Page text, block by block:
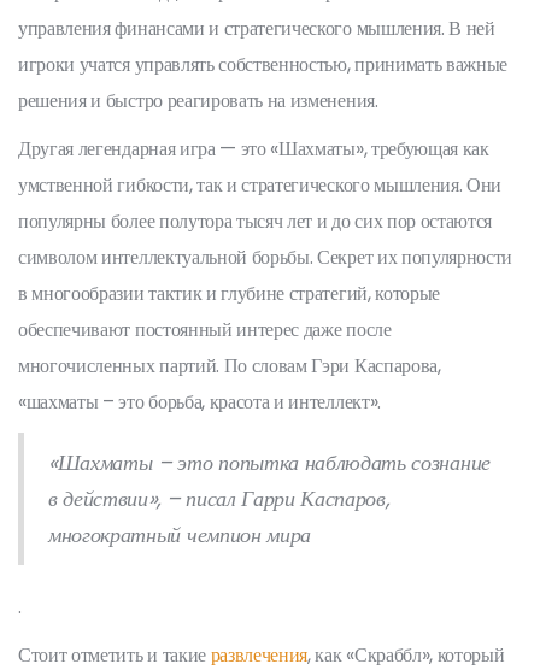
управления финансами и стратегического мышления. В ней
игроки учатся управлять собственностью, принимать важные
решения и быстро реагировать на изменения.
Другая легендарная игра — это «Шахматы», требующая как
умственной гибкости, так и стратегического мышления. Они
популярны более полутора тысяч лет и до сих пор остаются
символом интеллектуальной борьбы. Секрет их популярности
в многообразии тактик и глубине стратегий, которые
обеспечивают постоянный интерес даже после
многочисленных партий. По словам Гэри Каспарова,
«шахматы – это борьба, красота и интеллект».
«Шахматы – это попытка наблюдать сознание
в действии», – писал Гарри Каспаров,
многократный чемпион мира
.
Стоит отметить и такиеразвлечения, как «Скраббл», который